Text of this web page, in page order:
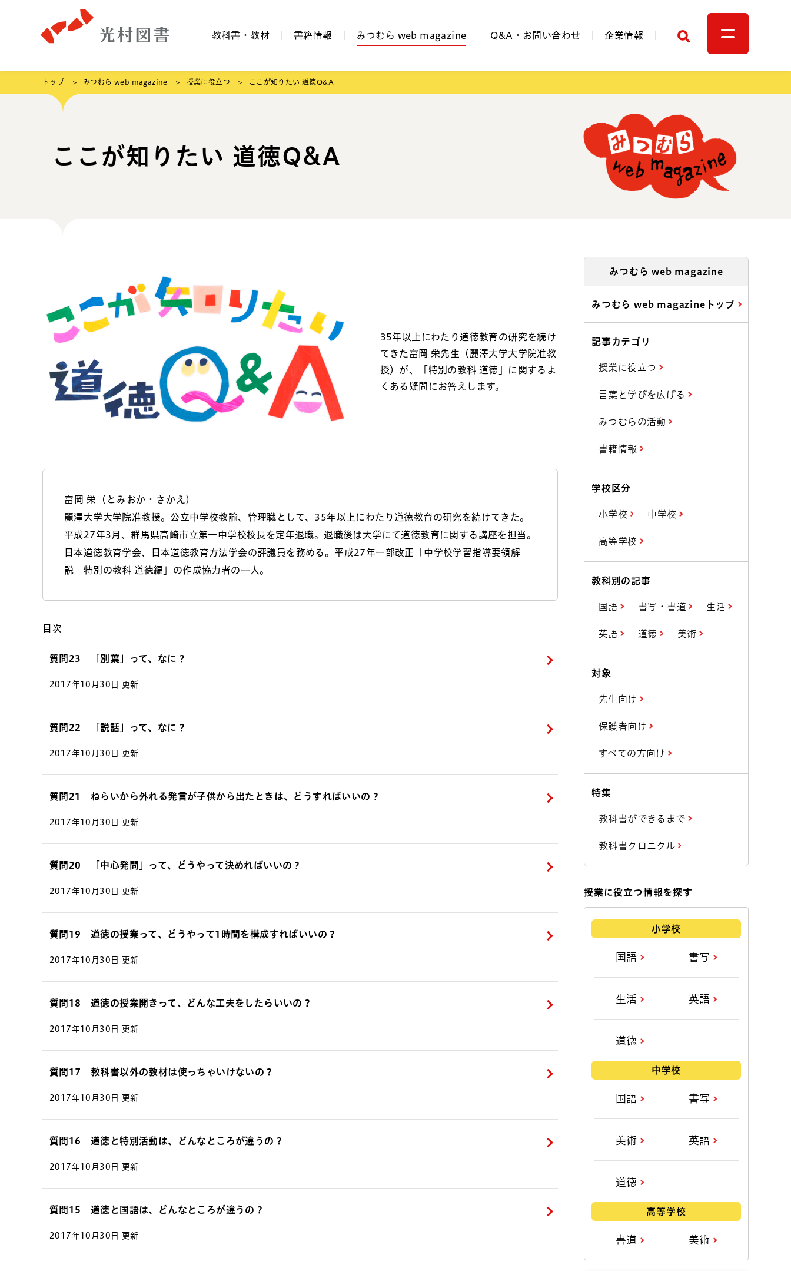
教科書・教材 書籍情報 みつむら web magazine Q&A・お問い合わせ 企業情報 検索
トップ みつむら web magazine 授業に役立つ ここが知りたい 道徳Q&A
ここが知りたい 道徳Q&A
35年以上にわたり道徳教育の研究を続け
てきた富岡 栄先生（麗澤大学大学院准教
授）が、「特別の教科 道徳」に関するよ
くある疑問にお答えします。
富岡 栄（とみおか・さかえ）
麗澤大学大学院准教授。公立中学校教諭、管理職として、35年以上にわたり道徳教育の研究を続けてきた。
平成27年3月、群馬県高崎市立第一中学校校長を定年退職。退職後は大学にて道徳教育に関する講座を担当。
日本道徳教育学会、日本道徳教育方法学会の評議員を務める。平成27年一部改正「中学校学習指導要領解
説 特別の教科 道徳編」の作成協力者の一人。
目次
質問23 「別葉」って、なに？
2017年10月30日 更新
質問22 「説話」って、なに？
2017年10月30日 更新
質問21 ねらいから外れる発言が子供から出たときは、どうすればいいの？
2017年10月30日 更新
質問20 「中心発問」って、どうやって決めればいいの？
2017年10月30日 更新
質問19 道徳の授業って、どうやって1時間を構成すればいいの？
2017年10月30日 更新
質問18 道徳の授業開きって、どんな工夫をしたらいいの？
2017年10月30日 更新
質問17 教科書以外の教材は使っちゃいけないの？
2017年10月30日 更新
質問16 道徳と特別活動は、どんなところが違うの？
2017年10月30日 更新
質問15 道徳と国語は、どんなところが違うの？
2017年10月30日 更新
みつむら web magazine
みつむら web magazineトップ
記事カテゴリ
授業に役立つ
言葉と学びを広げる
みつむらの活動
書籍情報
学校区分
小学校 中学校
高等学校
教科別の記事
国語 書写・書道 生活
英語 道徳 美術
対象
先生向け
保護者向け
すべての方向け
特集
教科書ができるまで
教科書クロニクル
授業に役立つ情報を探す
小学校
国語 書写
生活 英語
道徳
中学校
国語 書写
美術 英語
道徳
高等学校
書道 美術